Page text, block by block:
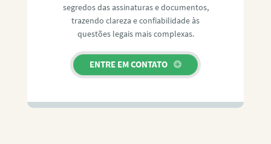
segredos das assinaturas e documentos,
trazendo clareza e confiabilidade às
questões legais mais complexas.
ENTRE EM CONTATO